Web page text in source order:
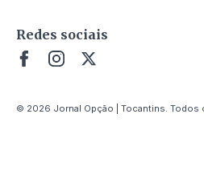
Redes sociais
© 2026 Jornal Opção | Tocantins. Todos